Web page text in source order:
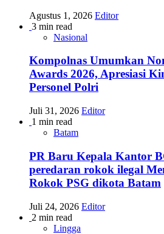
Agustus 1, 2026 Editor
3 min read
Nasional
Kompolnas Umumkan
Awards 2026, Apresiasi
Personel Polri
Juli 31, 2026 Editor
1 min read
Batam
PR Baru Kepala Kantor
peredaran rokok ilegal
Rokok PSG dikota Batam
Juli 24, 2026 Editor
2 min read
Lingga